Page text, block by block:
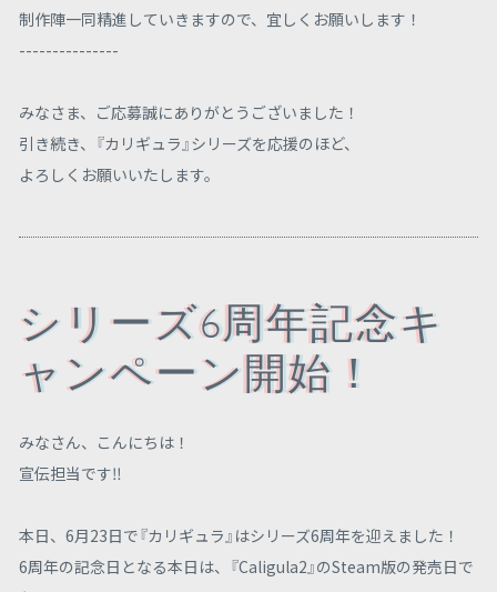
制作陣一同精進していきますので、宜しくお願いします！
---------------
みなさま、ご応募誠にありがとうございました！
引き続き、『カリギュラ』シリーズを応援のほど、
よろしくお願いいたします。
シリーズ6周年記念キ
ャンペーン開始！
みなさん、こんにちは！
宣伝担当です‼
本日、6月23日で『カリギュラ』はシリーズ6周年を迎えました！
6周年の記念日となる本日は、『Caligula2』のSteam版の発売日で